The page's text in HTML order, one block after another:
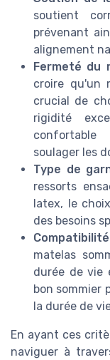
soutient
prévenant
alignement
Fermeté du
croire qu'un
crucial de
rigidité
soulager les
Type de
ressorts
latex, le
des besoins
matelas
durée de vie
bon sommier
la durée de
En ayant ces
naviguer à